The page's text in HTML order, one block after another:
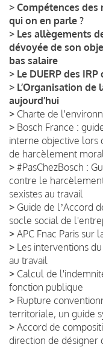
> Compétences des
qui on en parle ?
> Les allègements
dévoyée de son
bas salaire
> Le DUERP des
> L’Organisation de
aujourd’hui
> Charte de
> Bosch France :
interne objective lors
de harcèlement
> #PasChezBosch :
contre le
sexistes au travail
> Guide de lʼAccord
socle social de
> APC Fnac Paris sur
> Les interventions
au travail
> Calcul de
fonction publique
> Rupture
territoriale, un guide
> Accord de
direction de désigner